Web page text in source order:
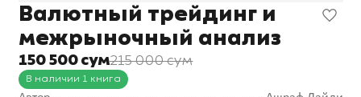
Валютный трейдинг и
межрыночный анализ
150 500 сум215 000 сум
В наличии 1 книга